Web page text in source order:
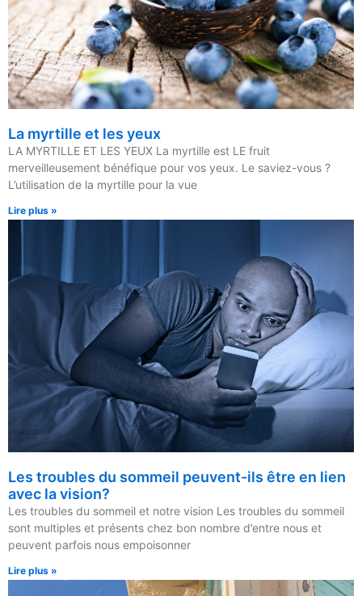
La myrtille et les yeux
LA MYRTILLE ET LES YEUX La myrtille est LE fruit
merveilleusement bénéfique pour vos yeux. Le saviez-vous ?
L’utilisation de la myrtille pour la vue
Lire plus »
Les troubles du sommeil peuvent-ils être en lien
avec la vision?
Les troubles du sommeil et notre vision Les troubles du sommeil
sont multiples et présents chez bon nombre d’entre nous et
peuvent parfois nous empoisonner
Lire plus »